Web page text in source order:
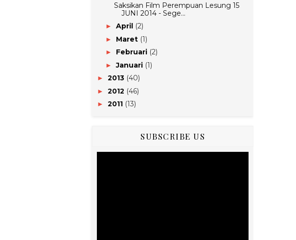
Saksikan Film Perempuan Lesung 15
JUNI 2014 - Sege...
► April (2)
► Maret (1)
► Februari (2)
►Januari (1)
► 2013 (40)
► 2012 (46)
► 2011 (13)
SUBSCRIBE US